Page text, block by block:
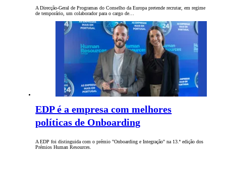
A Direcção-Geral de Programas do Conselho da Europa pretende recrutar, em regime
de temporário, um colaborador para o cargo de…
EDP é a empresa com melhores
políticas de Onboarding
A EDP foi distinguida com o prémio "Onboarding e Integração" na 13.ª edição dos
Prémios Human Resources.